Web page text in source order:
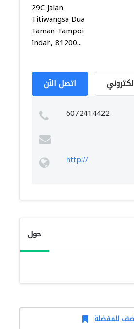
29C Jalan
Titiwangsa Dua
Taman Tampoi
Indah, 81200...
اتصل الآن
6072414422
http://
حول
للمفضلة